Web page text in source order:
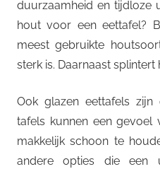
duurzaamheid en tijdloze
hout voor een eettafel?
meest gebruikte
sterk is. Daarnaast splintert
Ook glazen eettafels zijn
tafels kunnen een gevoel
makkelijk schoon te
andere opties die een